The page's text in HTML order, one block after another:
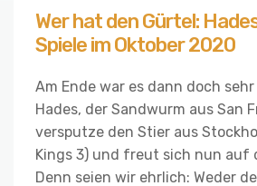
Wer hat den Gürtel:
Spiele im Oktober 2020
Am Ende war es dann doch
Hades, der Sandwurm aus San
versputze den Stier aus
Kings 3) und freut sich nun auf
Denn seien wir ehrlich: Weder